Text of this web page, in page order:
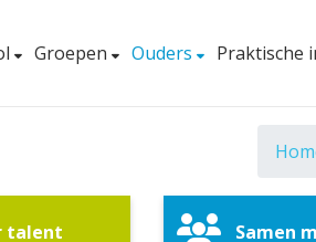
Groepen Ouders Praktische
talent Samen